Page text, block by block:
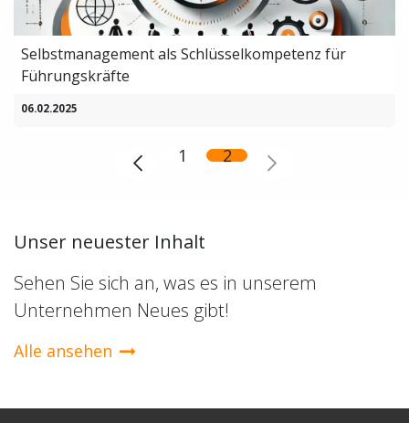
Selbstmanagement als Schlüsselkompetenz für
Führungskräfte
06.02.2025
1 2
Unser neuester Inhalt
Sehen Sie sich an, was es in unserem
Unternehmen Neues gibt!
Alle ansehen